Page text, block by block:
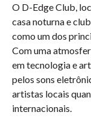
O D-Edge Club,
casa noturna e
como um dos
Com uma
em tecnologia e
pelos sons
artistas locais
internacionais.